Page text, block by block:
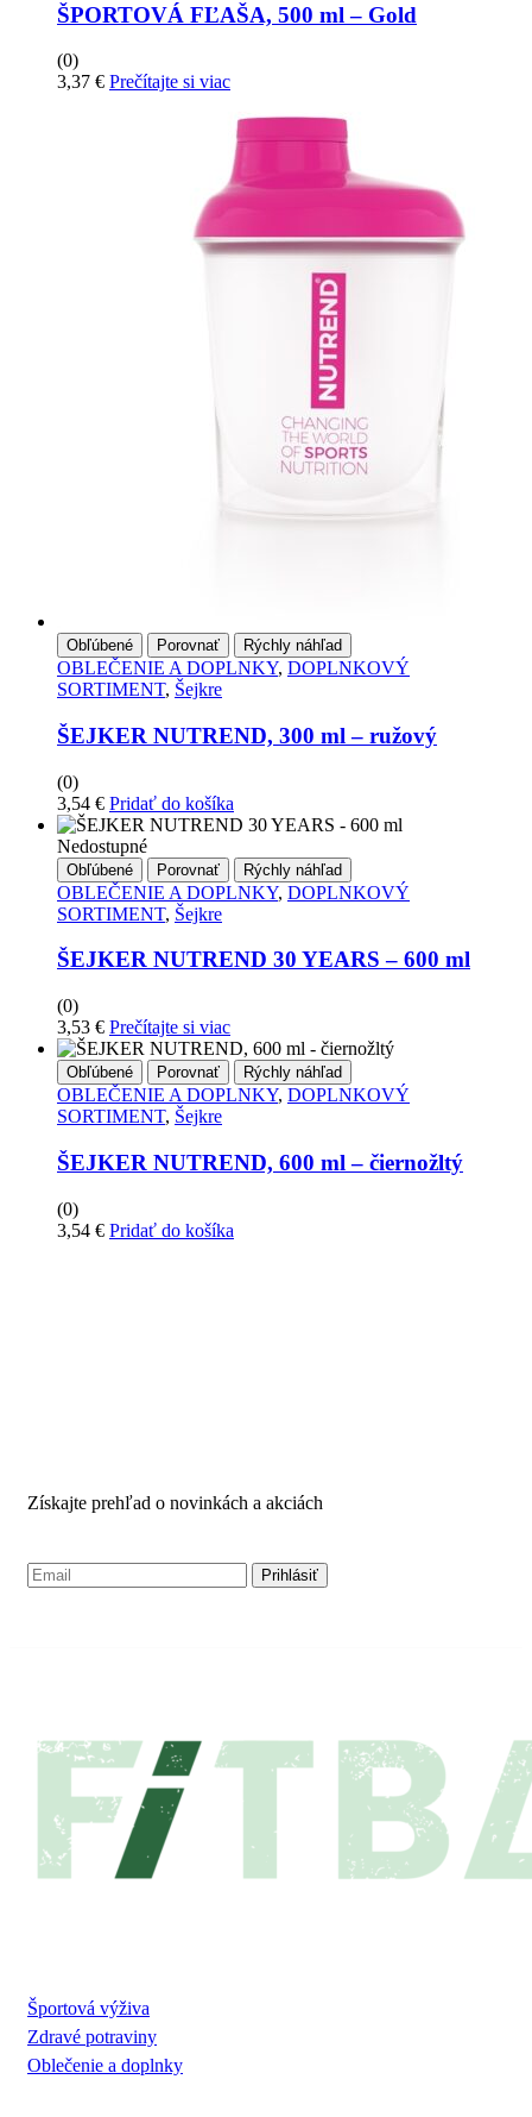
ŠPORTOVÁ FĽAŠA, 500 ml – Gold
(0)
3,37 € Prečítajte si viac
Obľúbené Porovnať Rýchly náhľad
OBLEČENIE A DOPLNKY, DOPLNKOVÝ
SORTIMENT, Šejkre
ŠEJKER NUTREND, 300 ml – ružový
(0)
3,54 € Pridať do košíka
Nedostupné
Obľúbené Porovnať Rýchly náhľad
OBLEČENIE A DOPLNKY, DOPLNKOVÝ
SORTIMENT, Šejkre
ŠEJKER NUTREND 30 YEARS – 600 ml
(0)
3,53 € Prečítajte si viac
Obľúbené Porovnať Rýchly náhľad
OBLEČENIE A DOPLNKY, DOPLNKOVÝ
SORTIMENT, Šejkre
ŠEJKER NUTREND, 600 ml – čiernožltý
(0)
3,54 € Pridať do košíka
Získajte prehľad o novinkách a akciách
Športová výživa
Zdravé potraviny
Oblečenie a doplnky